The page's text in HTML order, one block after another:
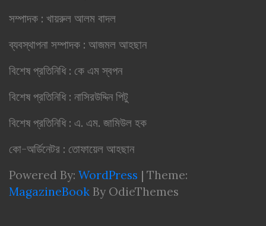
সম্পাদক : খায়রুল আলম বাদল
ব্যবস্থাপনা সম্পাদক : আজমল আহছান
বিশেষ প্রতিনিধি : কে এম স্বপন
বিশেষ প্রতিনিধি : নাসিরউদ্দিন পিটু
বিশেষ প্রতিনিধি : এ. এম. জামিউল হক
কো-অর্ডিনেটর : তোফায়েল আহছান
Powered By: WordPress | Theme:
MagazineBook By OdieThemes